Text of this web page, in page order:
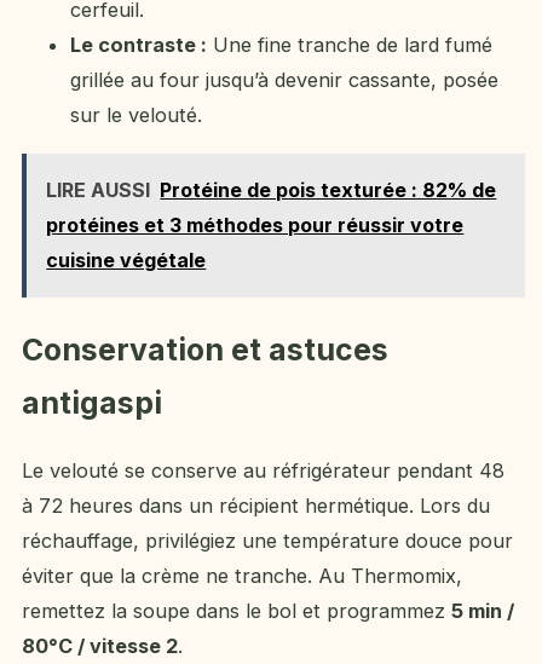
cerfeuil.
Le contraste : Une fine tranche de lard fumé
grillée au four jusqu’à devenir cassante, posée
sur le velouté.
LIRE AUSSI Protéine de pois texturée : 82% de
protéines et 3 méthodes pour réussir votre
cuisine végétale
Conservation et astuces
antigaspi
Le velouté se conserve au réfrigérateur pendant 48
à 72 heures dans un récipient hermétique. Lors du
réchauffage, privilégiez une température douce pour
éviter que la crème ne tranche. Au Thermomix,
remettez la soupe dans le bol et programmez 5 min /
80°C / vitesse 2.